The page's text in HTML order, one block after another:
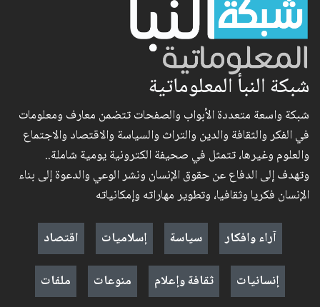
شبكة النبأ المعلوماتية
شبكة واسعة متعددة الأبواب والصفحات تتضمن معارف ومعلومات
في الفكر والثقافة والدين والتراث والسياسة والاقتصاد والاجتماع
والعلوم وغيرها، تتمثل في صحيفة الكترونية يومية شاملة..
وتهدف إلى الدفاع عن حقوق الإنسان ونشر الوعي والدعوة إلى بناء
الإنسان فكريا وثقافيا، وتطوير مهاراته وإمكانياته
آراء وافكار
سياسة إسلاميات
اقتصاد
إنسانيات
ثقافة وإعلام منوعات ملفات